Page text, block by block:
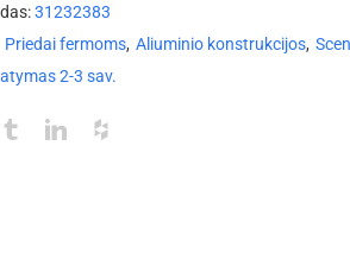
31232383
Priedai fermoms, Aliuminio konstrukcijos,
2-3 sav.